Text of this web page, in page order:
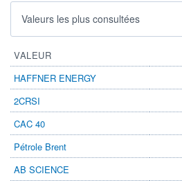
Valeurs les plus consultées
VALEUR
HAFFNER ENERGY
2CRSI
CAC 40
Pétrole Brent
AB SCIENCE